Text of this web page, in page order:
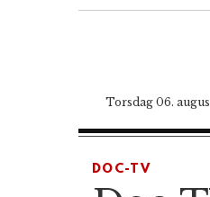
Torsdag 06.
DOC-TV